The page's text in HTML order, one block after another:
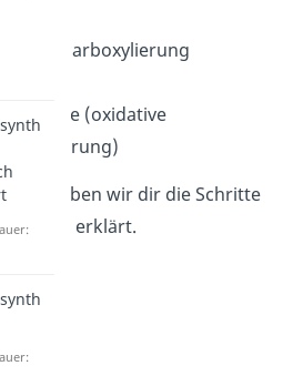
Decarboxylierung
(oxidative
haben wir dir die Schritte
einfach erklärt.